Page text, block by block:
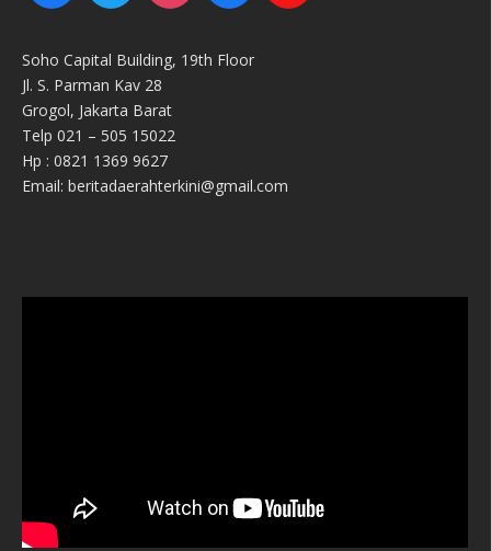
Soho Capital Building, 19th Floor
Jl. S. Parman Kav 28
Grogol, Jakarta Barat
Telp 021 – 505 15022
Hp : 0821 1369 9627
Email: beritadaerahterkini@gmail.com